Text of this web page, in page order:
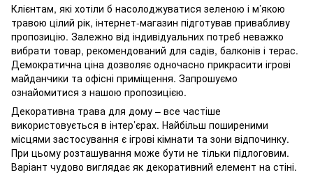
Клієнтам, які хотіли б насолоджуватися зеленою і м’якою
травою цілий рік, інтернет-магазин підготував привабливу
пропозицію. Залежно від індивідуальних потреб неважко
вибрати товар, рекомендований для садів, балконів і терас.
Демократична ціна дозволяє одночасно прикрасити ігрові
майданчики та офісні приміщення. Запрошуємо
ознайомитися з нашою пропозицією.
Декоративна трава для дому – все частіше
використовується в інтер’єрах. Найбільш поширеними
місцями застосування є ігрові кімнати та зони відпочинку.
При цьому розташування може бути не тільки підлоговим.
Варіант чудово виглядає як декоративний елемент на стіні.